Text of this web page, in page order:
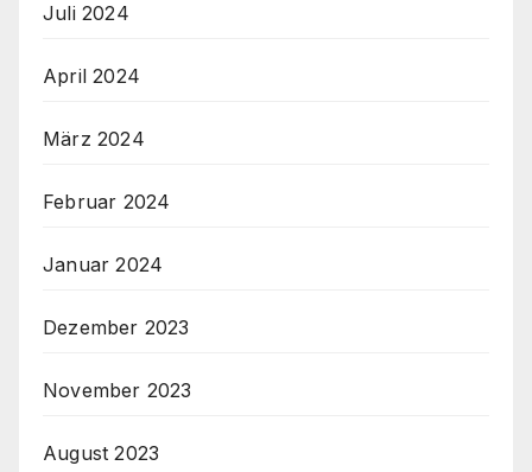
Juli 2024
April 2024
März 2024
Februar 2024
Januar 2024
Dezember 2023
November 2023
August 2023